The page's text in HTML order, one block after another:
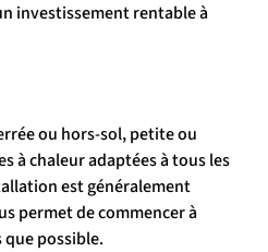
investissement rentable à
ou hors-sol, petite ou
à chaleur adaptées à tous les
est généralement
permet de commencer à
possible.